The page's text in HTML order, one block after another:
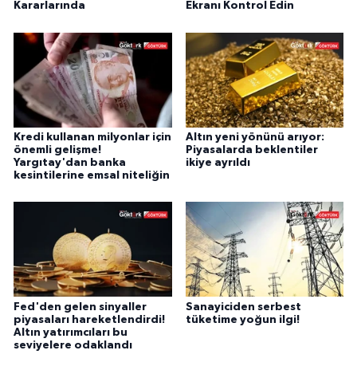
Kararlarında Ekranı Kontrol Edin
Kredi kullanan milyonlar için
önemli gelişme!
Yargıtay'dan banka
kesintilerine emsal niteliğin
Altın yeni yönünü arıyor:
Piyasalarda beklentiler
ikiye ayrıldı
Fed'den gelen sinyaller
piyasaları hareketlendirdi!
Altın yatırımcıları bu
seviyelere odaklandı
Sanayiciden serbest
tüketime yoğun ilgi!